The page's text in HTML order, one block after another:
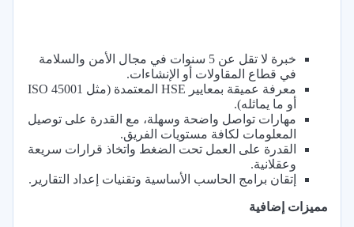
خبرة لا تقل عن 5 سنوات في مجال الأمن والسلامة
في قطاع المقاولات أو الإنشاءات.
معرفة عميقة بمعايير HSE المعتمدة (مثل ISO 45001
أو ما يماثله).
مهارات تواصل واضحة وسهلة، مع القدرة على توصيل
المعلومات لكافة مستويات الفريق.
القدرة على العمل تحت الضغط واتخاذ قرارات سريعة
وعقلانية.
إتقان برامج الحاسب الأساسية وتقنيات إعداد التقارير.
مميزات إضافية